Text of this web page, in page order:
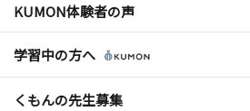
KUMON体験者の声
学習中の方へ
くもんの先生募集